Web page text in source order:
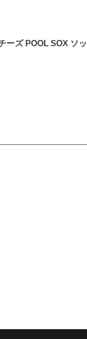
ーズ POOL SOX ソッ